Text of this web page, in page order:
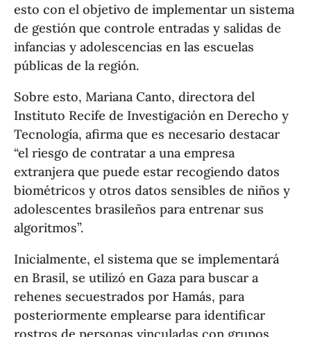
esto con el objetivo de implementar un sistema
de gestión que controle entradas y salidas de
infancias y adolescencias en las escuelas
públicas de la región.
Sobre esto, Mariana Canto, directora del
Instituto Recife de Investigación en Derecho y
Tecnología, afirma que es necesario destacar
“el riesgo de contratar a una empresa
extranjera que puede estar recogiendo datos
biométricos y otros datos sensibles de niños y
adolescentes brasileños para entrenar sus
algoritmos”.
Inicialmente, el sistema que se implementará
en Brasil, se utilizó en Gaza para buscar a
rehenes secuestrados por Hamás, para
posteriormente emplearse para identificar